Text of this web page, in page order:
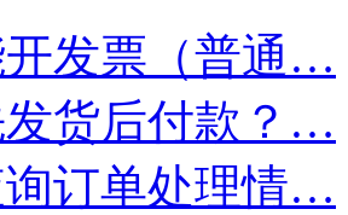
发票（普通…
货后付款？…
订单处理情…